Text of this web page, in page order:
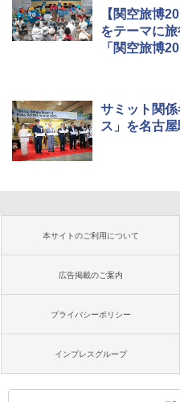
【関空旅博
をテーマに
「関空旅博
サミット関
ス」を名古
本サイトのご利用について
広告掲載のご案内
プライバシーポリシー
インプレスグループ